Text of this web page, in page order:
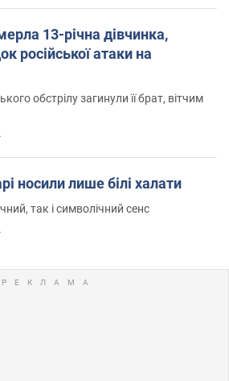
13-річна дівчинка,
російської атаки на
обстрілу загинули її брат, вітчим
носили лише білі халати
так і символічний сенс